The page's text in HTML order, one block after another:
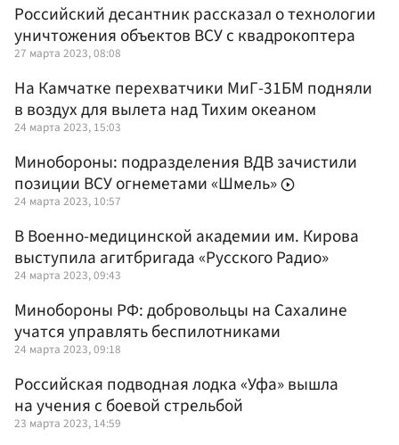
Российский десантник рассказал о технологии
уничтожения объектов ВСУ с квадрокоптера
27 марта 2023, 08:08
На Камчатке перехватчики МиГ-31БМ подняли
в воздух для вылета над Тихим океаном
24 марта 2023, 15:03
Минобороны: подразделения ВДВ зачистили
позиции ВСУ огнеметами «Шмель»
24 марта 2023, 10:57
В Военно-медицинской академии им. Кирова
выступила агитбригада «Русского Радио»
24 марта 2023, 09:43
Минобороны РФ: добровольцы на Сахалине
учатся управлять беспилотниками
24 марта 2023, 09:18
Российская подводная лодка «Уфа» вышла
на учения с боевой стрельбой
23 марта 2023, 14:59